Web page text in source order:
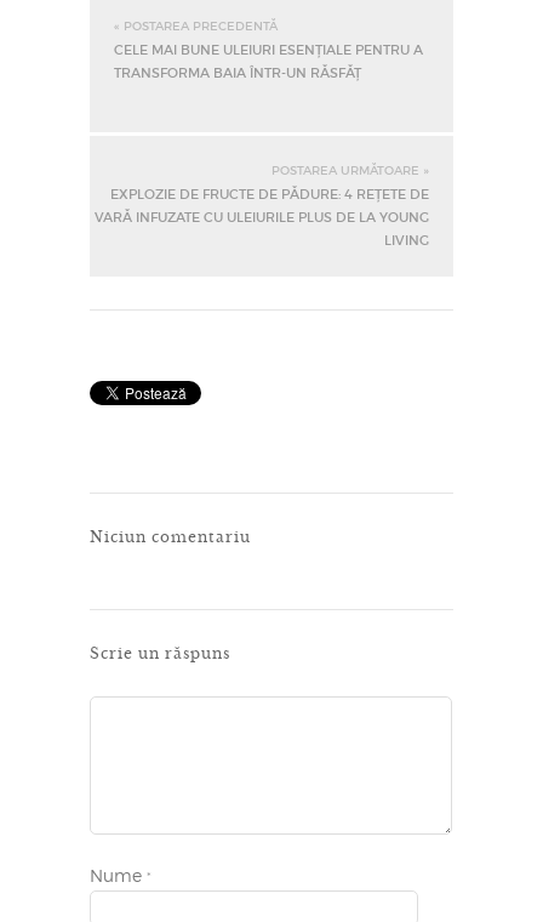
« POSTAREA PRECEDENTĂ
CELE MAI BUNE ULEIURI ESENȚIALE PENTRU A
TRANSFORMA BAIA ÎNTR-UN RĂSFĂȚ
POSTAREA URMĂTOARE »
EXPLOZIE DE FRUCTE DE PĂDURE: 4 REȚETE DE
VARĂ INFUZATE CU ULEIURILE PLUS DE LA YOUNG
LIVING
Niciun comentariu
Scrie un răspuns
Nume *